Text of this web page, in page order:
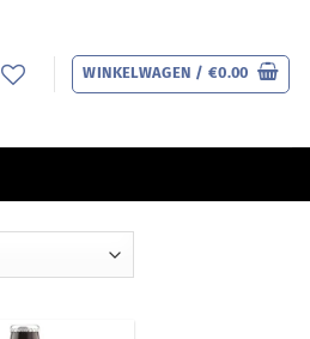
WINKELWAGEN / €0.00